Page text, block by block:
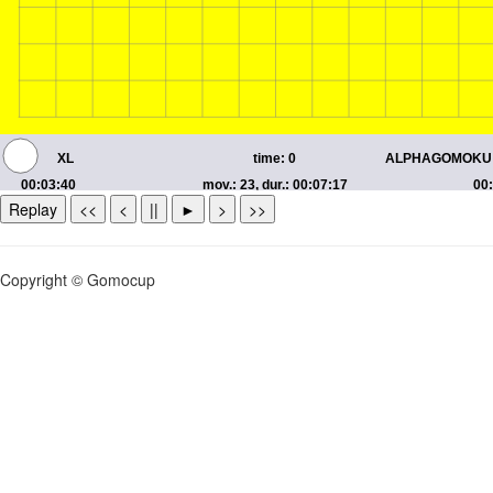
Replay << < || ► > >>
Copyright © Gomocup